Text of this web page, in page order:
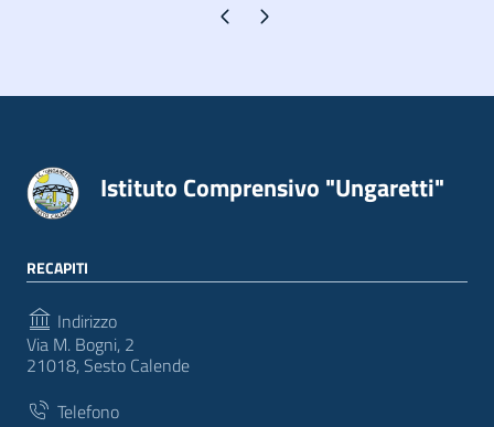
Pagina precedente
Pagina successiva
Istituto Comprensivo "Ungaretti"
RECAPITI
Indirizzo
Via M. Bogni, 2
21018, Sesto Calende
Telefono